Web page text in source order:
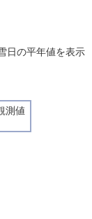
日の平年値を表示
測値